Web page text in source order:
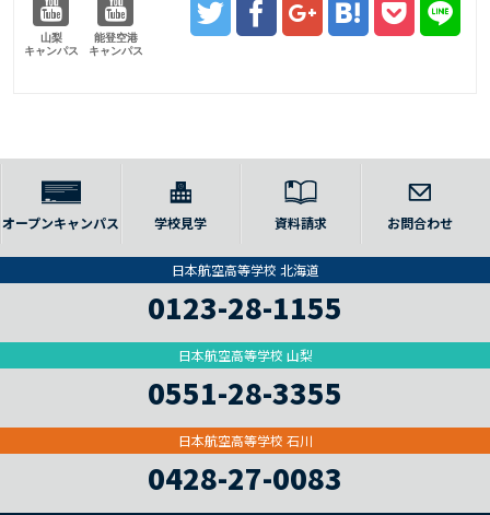
山梨
キャンパス
能登空港
キャンパス
オープンキャンパス 学校見学 資料請求 お問合わせ
日本航空高等学校 北海道
0123-28-1155
日本航空高等学校 山梨
0551-28-3355
日本航空高等学校 石川
0428-27-0083